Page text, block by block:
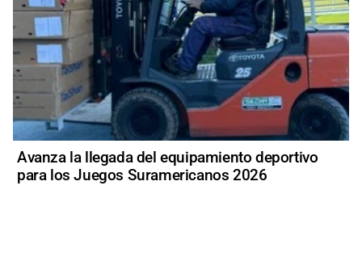
Avanza la llegada del equipamiento deportivo
para los Juegos Suramericanos 2026